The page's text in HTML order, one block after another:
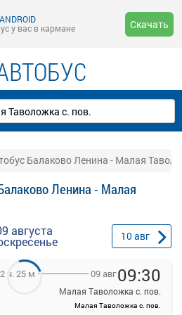
у вас в кармане
Скачать
Балаково Ленина - Малая
Ленина - Малая
августа 10авг
2 ч. 25 м 09 авг09:30
Малая Таволожка с. пов.
Малая Таволожка с. пов.